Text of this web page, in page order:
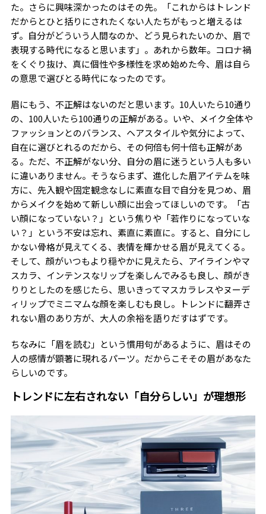
た。さらに興味深かったのはその先。「これからはトレンド
だからとひと括りにされたくない人たちがもっと増えるは
ず。自分がどういう人間なのか、どう見られたいのか、眉で
表現する時代になると思います」。あれから数年。コロナ禍
をくぐり抜け、真に個性や多様性を求め始めた今、眉は自ら
の意思で選びとる時代になったのです。
眉にもう、不正解はないのだと思います。10人いたら10通り
の、100人いたら100通りの正解がある。いや、メイク全体や
ファッションとのバランス、ヘアスタイルや気分によって、
自在に選びとれるのだから、その何倍も何十倍も正解があ
る。ただ、不正解がない分、自分の眉に迷うという人も多い
に違いありません。そうならまず、進化した眉アイテムを味
方に、先入観や固定観念なしに素直な目で自分を見つめ、眉
からメイクを始めて新しい顔に出会ってほしいのです。「古
い顔になっていない？」という焦りや「若作りになっていな
い？」という不安は忘れ、素直に素直に。すると、自分にし
かない骨格が見えてくる、表情を輝かせる眉が見えてくる。
そして、顔がいつもより穏やかに見えたら、アイラインやマ
スカラ、インテンスなリップを楽しんでみるも良し、顔がき
りりとしたのを感じたら、思いきってマスカラレスやヌーデ
ィリップでミニマムな顔を楽しむも良し。トレンドに翻弄さ
れない眉のあり方が、大人の余裕を語りだすはずです。
ちなみに「眉を読む」という慣用句があるように、眉はその
人の感情が顕著に現れるパーツ。だからこそその眉があなた
らしいのです。
トレンドに左右されない「自分らしい」が理想形